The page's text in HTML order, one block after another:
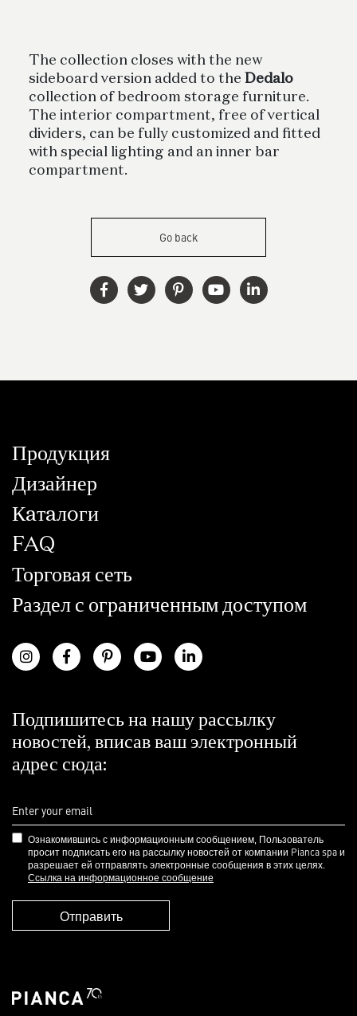
The collection closes with the new
sideboard version added to the Dedalo
collection of bedroom storage furniture.
The interior compartment, free of vertical
dividers, can be fully customized and fitted
with special lighting and an inner bar
compartment.
Go back
Продукция
Дизайнер
Кaтaлoги
FAQ
Торговая сеть
Раздел с ограниченным доступом
Подпишитесь на нашу рассылку
новостей, вписав ваш электронный
адрес сюда:
Ознакомившись с информационным сообщением, Пользователь
просит подписать его на рассылку новостей от компании Pianca spa и
разрешает ей отправлять электронные сообщения в этих целях.
Ссылка на информационное сообщение
Отправить